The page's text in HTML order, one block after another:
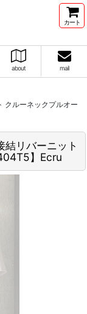
カート
about mail
クルーネックプルオー
リバーニット
】Ecru